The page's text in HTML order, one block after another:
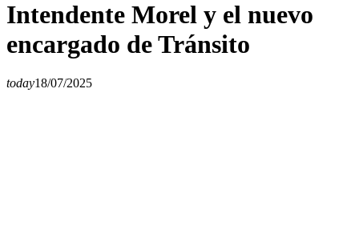
Intendente Morel y el nuevo
encargado de Tránsito
today18/07/2025